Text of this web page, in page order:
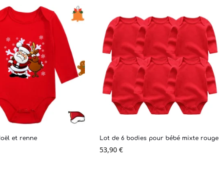
et renne Lot de 6 bodies pour bébé mixte rouge
53,90 €